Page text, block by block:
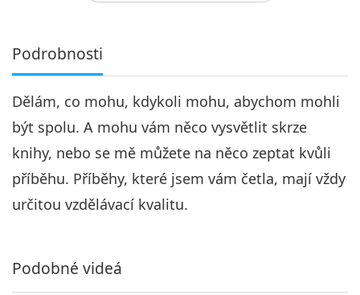
4
26:15
Medzi Majstrom a žiakmi 2021-02-12 6283Zobrazenia
26:42
Silvestrovské strašidelné
príbehy, 5. časť z 8
Podrobnosti
Dělám, co mohu, kdykoli mohu, abychom mohli
být spolu. A mohu vám něco vysvětlit skrze
knihy, nebo se mě můžete na něco zeptat kvůli
příběhu. Příběhy, které jsem vám četla, mají vždy
určitou vzdělávací kvalitu.
Podobné videá